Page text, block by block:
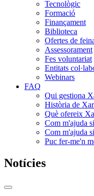
Tecnològic
Formació
Finançament
Biblioteca
Ofertes de
Assessorament
Fes voluntariat
Entitats
Webinars
FAQ
Qui gestiona
Història de
Què ofereix
Com m'ajuda
Com m'ajuda
Puc fer-me'n
Notícies
Commutador